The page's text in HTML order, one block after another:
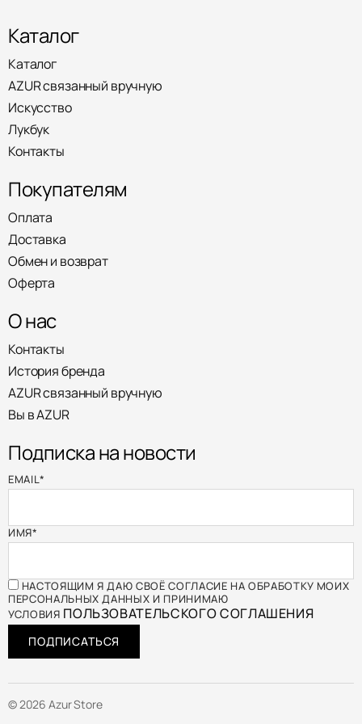
Каталог
Каталог
AZUR связанный вручную
Искусство
Лукбук
Контакты
Покупателям
Оплата
Доставка
Обмен и возврат
Оферта
О нас
Контакты
История бренда
AZUR связанный вручную
Вы в AZUR
Подписка на новости
EMAIL*
ИМЯ*
НАСТОЯЩИМ Я ДАЮ СВОЁ СОГЛАСИЕ НА ОБРАБОТКУ МОИХ
ПЕРСОНАЛЬНЫХ ДАННЫХ И ПРИНИМАЮ
УСЛОВИЯ ПОЛЬЗОВАТЕЛЬСКОГО СОГЛАШЕНИЯ
ПОДПИСАТЬСЯ
© 2026 Azur Store